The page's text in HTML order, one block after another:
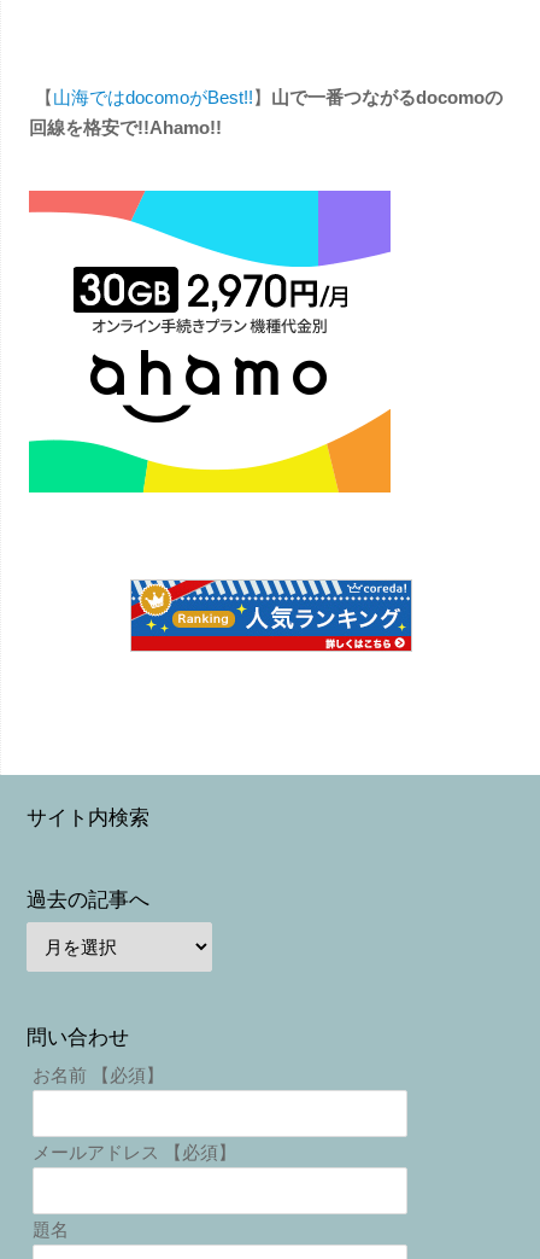
【山海ではdocomoがBest!!】 山で一番つながるdocomoの
回線を格安で!!Ahamo!!
サイト内検索
過去の記事へ
問い合わせ
お名前 【必須】
メールアドレス 【必須】
題名